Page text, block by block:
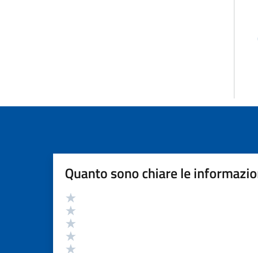
Quanto sono chiare le
Valutazione